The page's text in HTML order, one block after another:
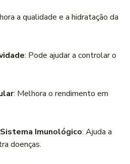
a qualidade e a hidratação da
: Pode ajudar a controlar o
: Melhora o rendimento em
Imunológico: Ajuda a
doenças.